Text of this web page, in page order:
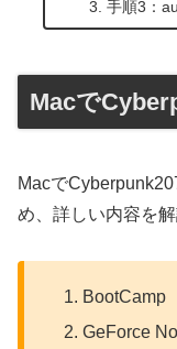
手順3：
Macで
Macで
め、詳しい内容を解
BootCamp
GeForce